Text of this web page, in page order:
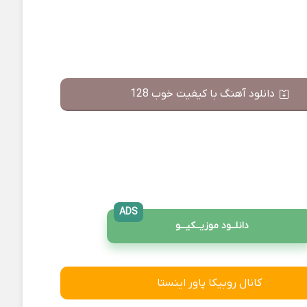
دانلود آهنگ با کیفیت خوب 128
دانلــود موزیــکیـــو
ADS
کانال روبیکا پاور اینستا